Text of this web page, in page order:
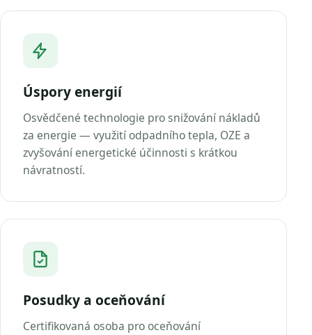
Úspory energií
Osvědčené technologie pro snižování nákladů
za energie — využití odpadního tepla, OZE a
zvyšování energetické účinnosti s krátkou
návratností.
Posudky a oceňování
Certifikovaná osoba pro oceňování